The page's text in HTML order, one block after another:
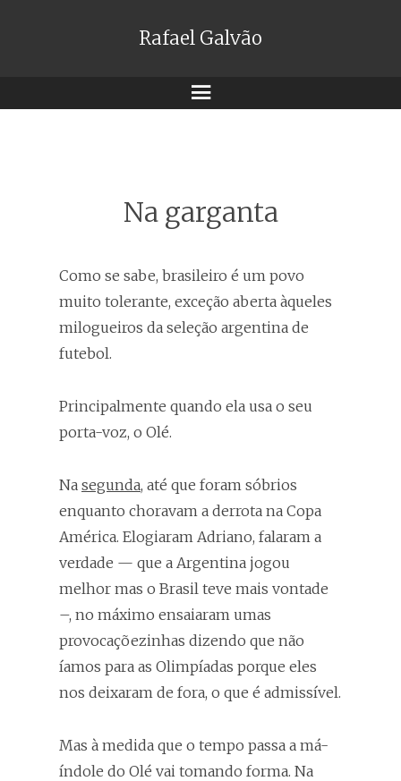
Rafael Galvão
Menu
Na garganta
Como se sabe, brasileiro é um povo
muito tolerante, exceção aberta àqueles
milogueiros da seleção argentina de
futebol.
Principalmente quando ela usa o seu
porta-voz, o Olé.
Na segunda, até que foram sóbrios
enquanto choravam a derrota na Copa
América. Elogiaram Adriano, falaram a
verdade — que a Argentina jogou
melhor mas o Brasil teve mais vontade
–, no máximo ensaiaram umas
provocaçõezinhas dizendo que não
íamos para as Olimpíadas porque eles
nos deixaram de fora, o que é admissível.
Mas à medida que o tempo passa a má-
índole do Olé vai tomando forma. Na